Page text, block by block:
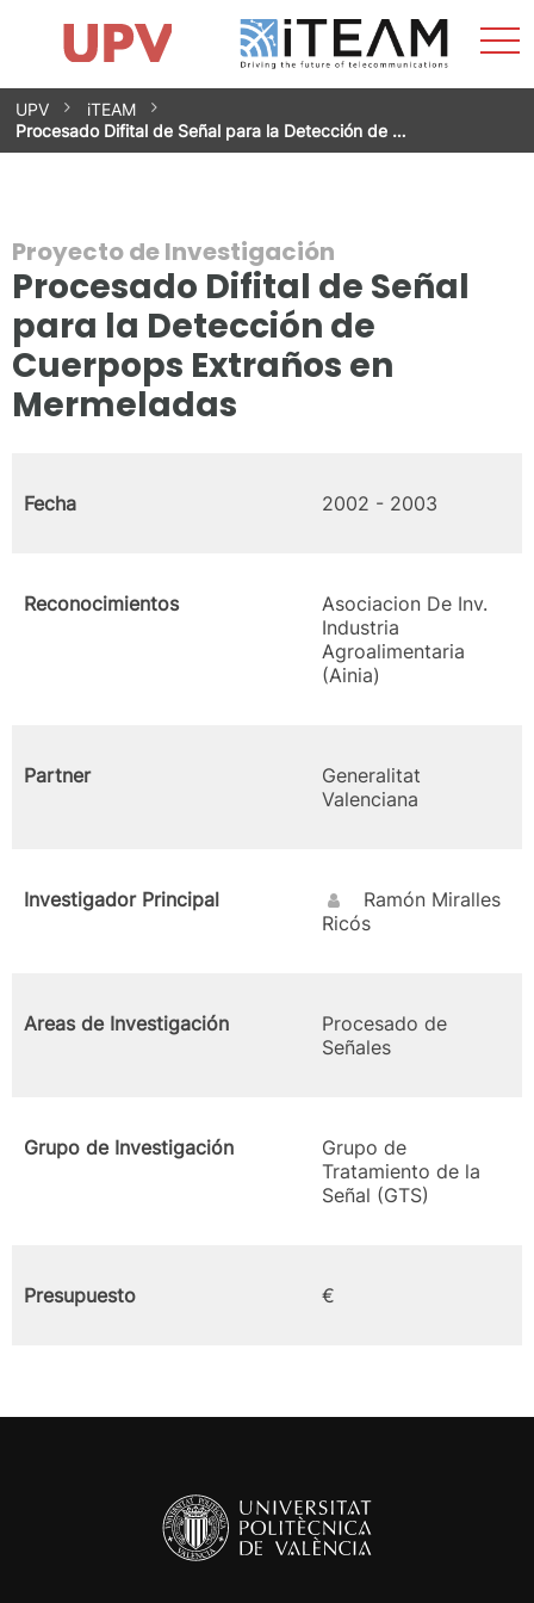
Saltar
contenido
Impacto
Grupos de investigación
Instalaciones
Spin-offs
Contacto
Prácticas
Noticias
Unidad de Igualdad
UPV
iTEAM
Procesado Difital de Señal para la Detección de …
Proyecto de Investigación
Procesado Difital de Señal
para la Detección de
Cuerpops Extraños en
Mermeladas
Fecha 2002 - 2003
Reconocimientos
Asociacion De Inv.
Industria
Agroalimentaria
(Ainia)
Partner
Generalitat
Valenciana
Investigador Principal
Ramón Miralles
Ricós
Areas de Investigación
Procesado de
Señales
Grupo de Investigación
Grupo de
Tratamiento de la
Señal (GTS)
Presupuesto €